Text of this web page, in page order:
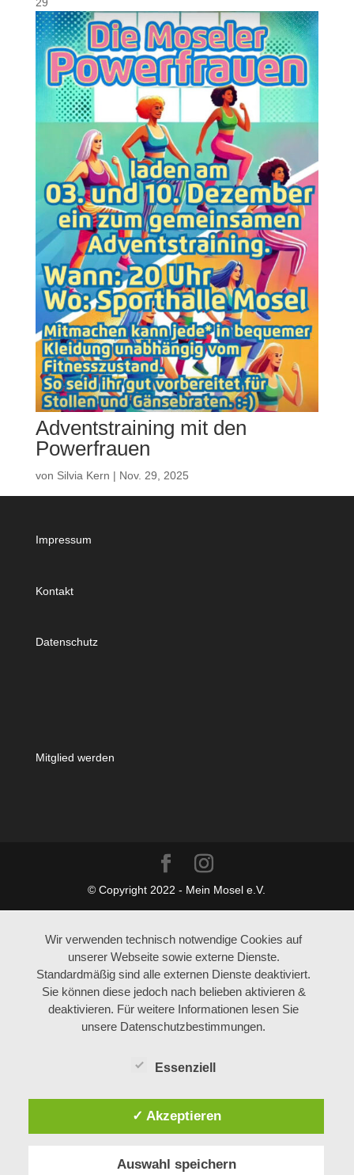
Adventstraining mit den
Powerfrauen
von Silvia Kern | Nov. 29, 2025
Impressum
Kontakt
Datenschutz
Mitglied werden
© Copyright 2022 - Mein Mosel e.V.
Wir verwenden technisch notwendige Cookies auf
unserer Webseite sowie externe Dienste.
Standardmäßig sind alle externen Dienste deaktiviert.
Sie können diese jedoch nach belieben aktivieren &
deaktivieren. Für weitere Informationen lesen Sie
unsere Datenschutzbestimmungen.
Essenziell
✓ Akzeptieren
Auswahl speichern